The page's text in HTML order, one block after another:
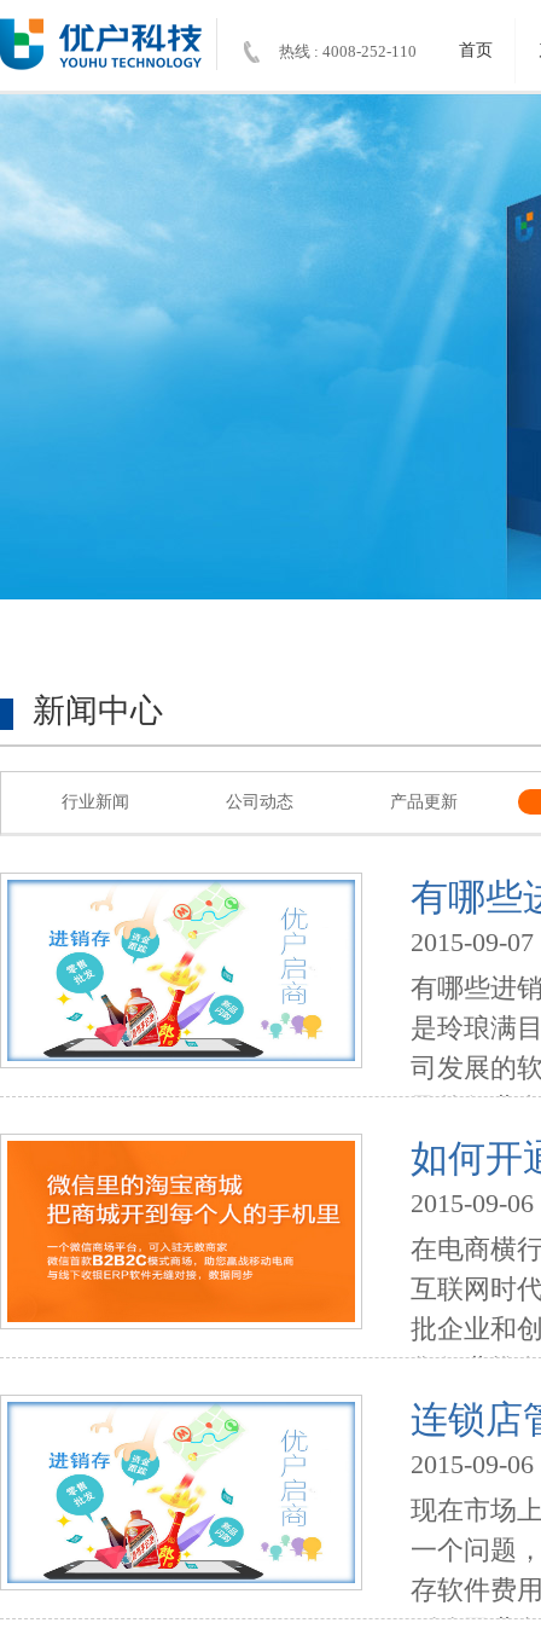
热线 : 4008-252-110 首页
新闻中心
行业新闻 公司动态 产品更新
有哪些
2015-09-07
有哪些进
是玲琅满
司发展的
及的行业
省时、省
较大的场
如何开
2015-09-06
在电商横
互联网时
批企业和
售行业推
什么是微
驻该平台
连锁店
2015-09-06
现在市场
一个问题
存软件费
到公司业